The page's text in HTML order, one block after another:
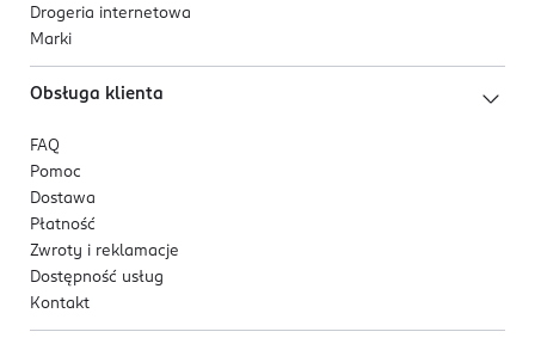
Drogeria internetowa
Marki
Obsługa klienta
FAQ
Pomoc
Dostawa
Płatność
Zwroty i reklamacje
Dostępność usług
Kontakt